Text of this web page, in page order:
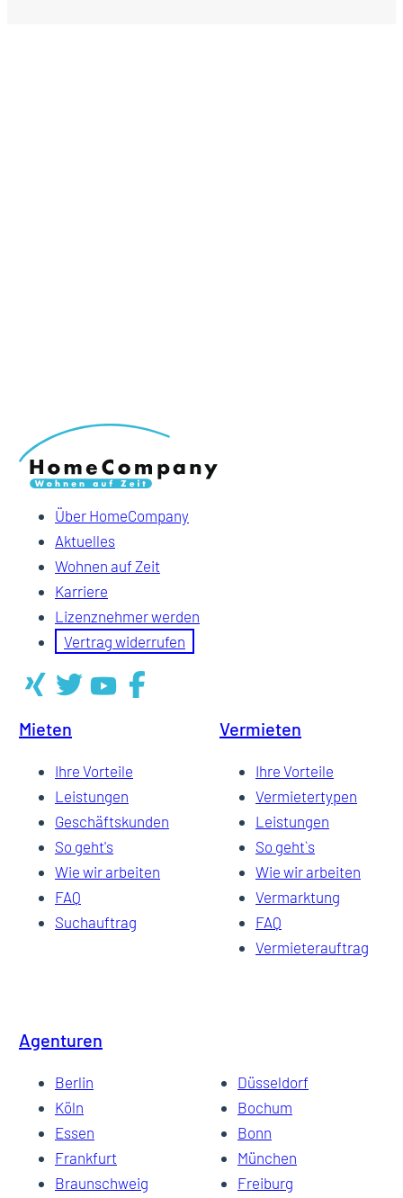
Über HomeCompany
Aktuelles
Wohnen auf Zeit
Karriere
Lizenznehmer werden
Vertrag widerrufen
Mieten
Ihre Vorteile
Leistungen
Geschäftskunden
So geht's
Wie wir arbeiten
FAQ
Suchauftrag
Vermieten
Ihre Vorteile
Vermietertypen
Leistungen
So geht`s
Wie wir arbeiten
Vermarktung
FAQ
Vermieterauftrag
Agenturen
Berlin
Düsseldorf
Köln
Bochum
Essen
Bonn
Frankfurt
München
Braunschweig
Freiburg